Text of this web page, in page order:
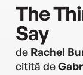
The
Say
de Rachel
citită de